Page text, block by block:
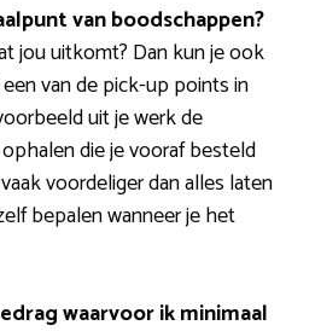
van boodschappen?
jou uitkomt? Dan kun je ook
van de pick-up points in
uit je werk de
die je vooraf besteld
voordeliger dan alles laten
bepalen wanneer je het
waarvoor ik minimaal